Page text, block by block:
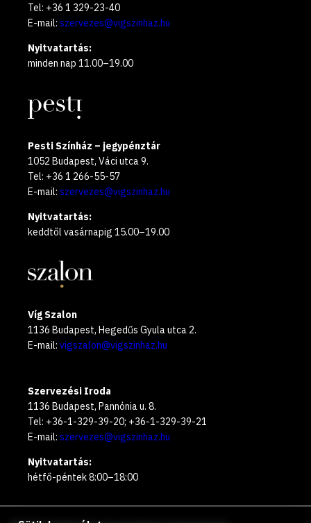
Tel: +36 1 329-23-40
E-mail: szervezes@vigszinhaz.hu
Nyitvatartás:
minden nap 11.00–19.00
Pesti Színház – jegypénztár
1052 Budapest, Váci utca 9.
Tel: +36 1 266-55-57
E-mail: szervezes@vigszinhaz.hu
Nyitvatartás:
keddtől vasárnapig 15.00–19.00
Víg Szalon
1136 Budapest, Hegedűs Gyula utca 2.
E-mail: vigszalon@vigszinhaz.hu
Szervezési Iroda
1136 Budapest, Pannónia u. 8.
Tel: +36-1-329-39-20; +36-1-329-39-21
E-mail: szervezes@vigszinhaz.hu
Nyitvatartás:
hétfő-péntek 8:00–18:00